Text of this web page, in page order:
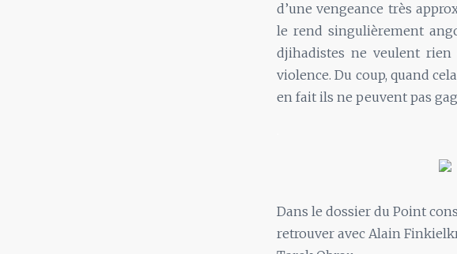
d’une vengeance très
le rend singulièrement
djihadistes ne veulent
violence. Du coup, quand
en fait ils ne peuvent pas
Dans le dossier du Point
retrouver avec Alain